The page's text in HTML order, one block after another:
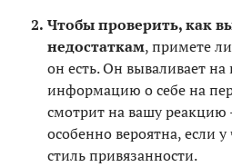
Чтобы проверить, как
недостаткам, примете
он есть. Он вываливает
информацию о себе на
смотрит на вашу реакцию
особенно вероятна, если
стиль привязанности.